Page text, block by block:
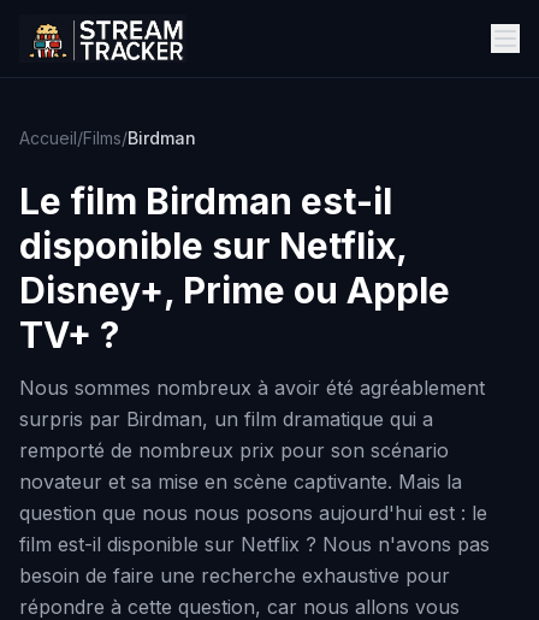
Accueil/Films/Birdman
Le film Birdman est-il
disponible sur Netflix,
Disney+, Prime ou Apple
TV+ ?
Nous sommes nombreux à avoir été agréablement
surpris par Birdman, un film dramatique qui a
remporté de nombreux prix pour son scénario
novateur et sa mise en scène captivante. Mais la
question que nous nous posons aujourd'hui est : le
film est-il disponible sur Netflix ? Nous n'avons pas
besoin de faire une recherche exhaustive pour
répondre à cette question, car nous allons vous